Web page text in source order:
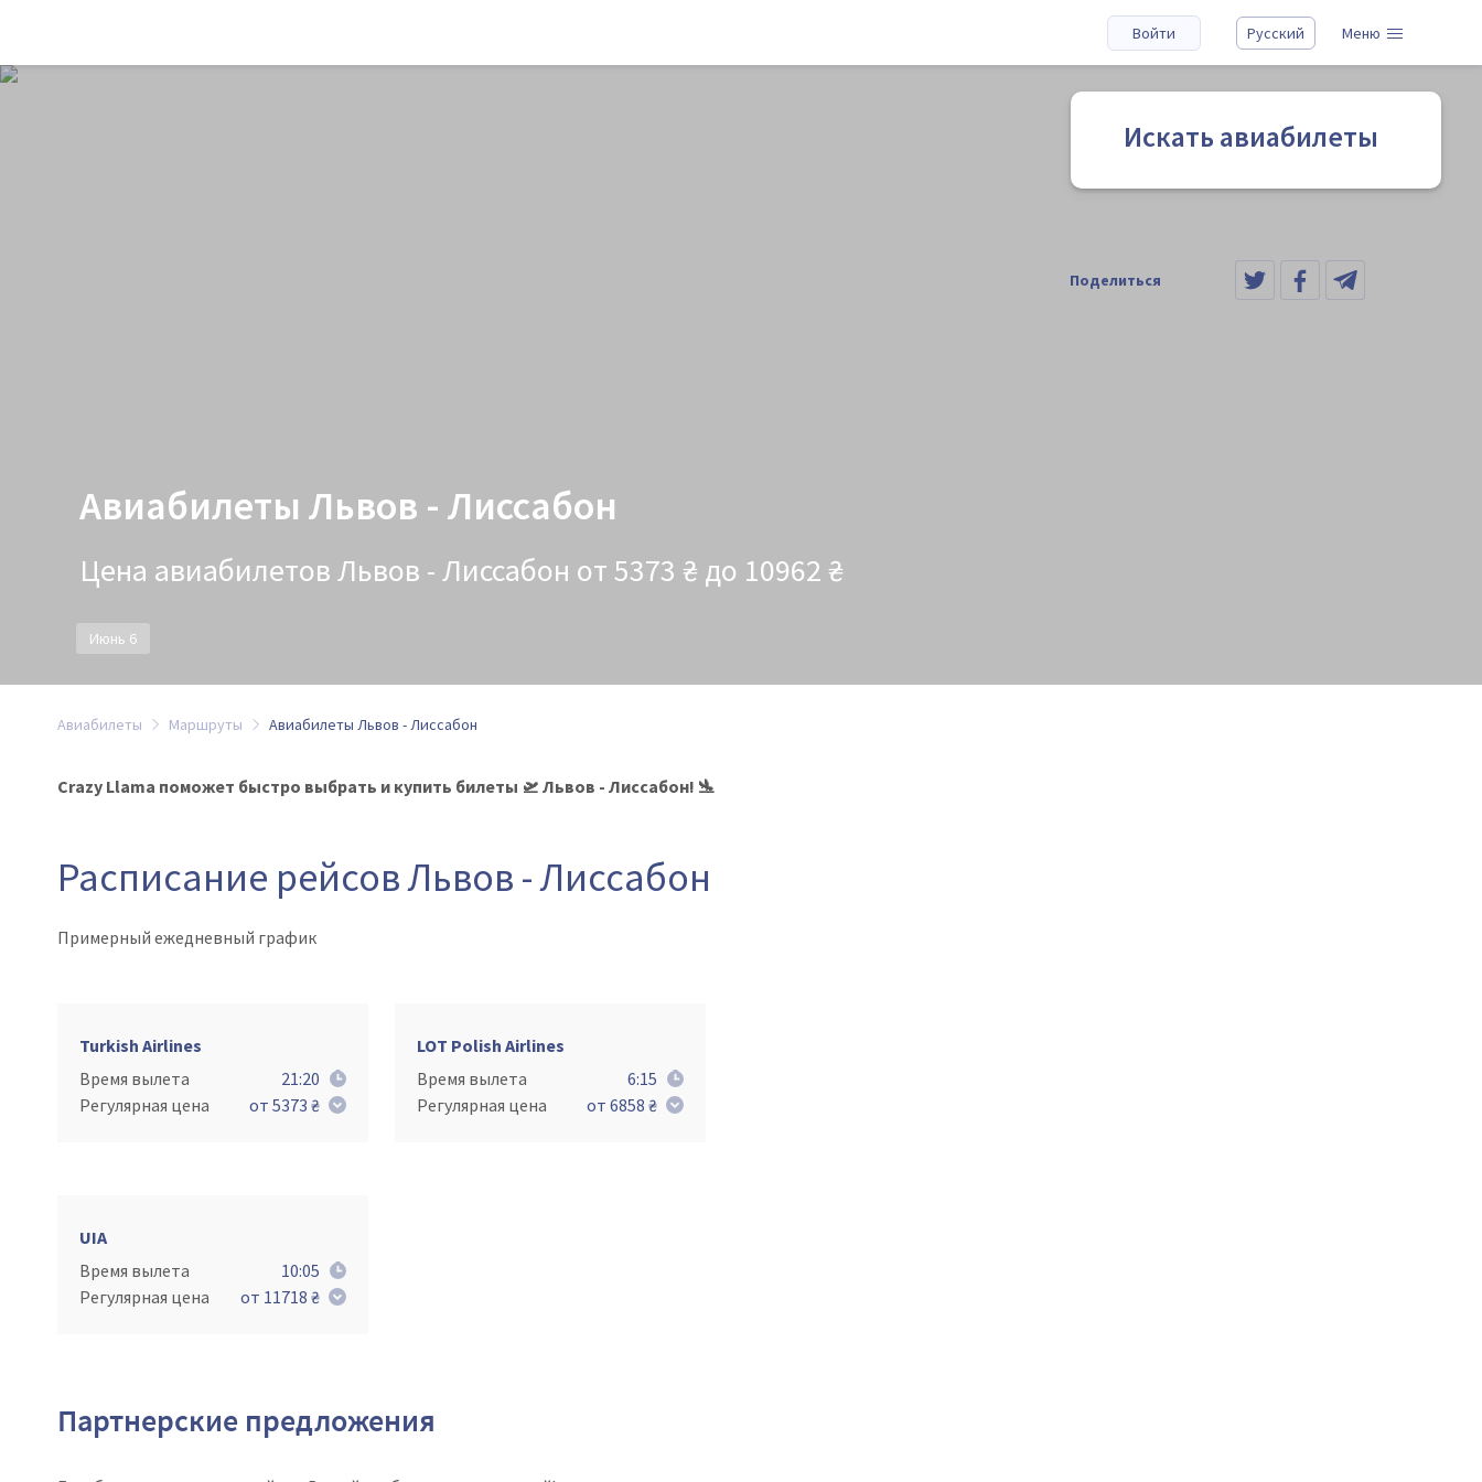
Войти Русский Меню
Авиабилеты Львов - Лиссабон
Цена авиабилетов Львов - Лиссабон от 5373 ₴ до 10962 ₴
Июнь 6
Искать авиабилеты
Поделиться
Авиабилеты Маршруты Авиабилеты Львов - Лиссабон
Crazy Llama поможет быстро выбрать и купить билеты 🛫 Львов - Лиссабон! 🛬
Расписание рейсов Львов - Лиссабон
Примерный ежедневный график
Turkish Airlines
Время вылета
21:20
Регулярная цена
от 5373 ₴
LOT Polish Airlines
Время вылета
6:15
Регулярная цена
от 6858 ₴
UIA
Время вылета
10:05
Регулярная цена
от 11718 ₴
Партнерские предложения